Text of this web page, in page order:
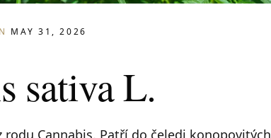
MAY 31, 2026
sativa L.
Cannabis. Patří do čeledi konopovitých